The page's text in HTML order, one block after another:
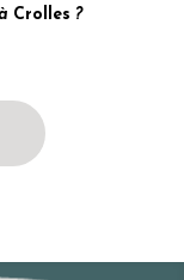
Crolles ?